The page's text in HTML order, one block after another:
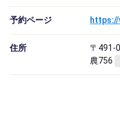
予約ページ
住所
〒491-
農756